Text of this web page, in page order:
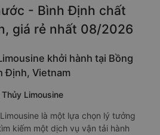
- Bình Định chất
giá rẻ nhất 08/2026
khởi hành tại Bồng
Định, Vietnam
Limousine
là một lựa chọn lý tưởng
kiếm một dịch vụ vận tải hành